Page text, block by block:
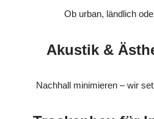
Ob urban, ländlich
Akustik &
Nachhall minimieren – wir